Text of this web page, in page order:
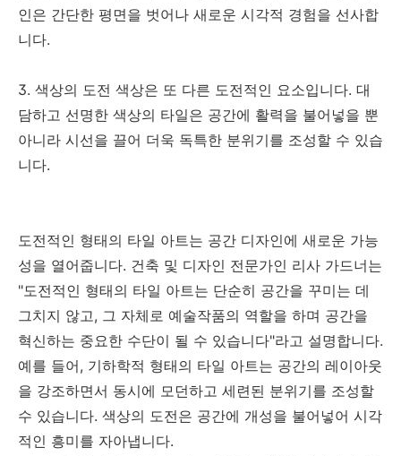
인은 간단한 평면을 벗어나 새로운 시각적 경험을 선사합
니다.
3. 색상의 도전 색상은 또 다른 도전적인 요소입니다. 대
담하고 선명한 색상의 타일은 공간에 활력을 불어넣을 뿐
아니라 시선을 끌어 더욱 독특한 분위기를 조성할 수 있습
니다.
도전적인 형태의 타일 아트는 공간 디자인에 새로운 가능
성을 열어줍니다. 건축 및 디자인 전문가인 리사 가드너는
"도전적인 형태의 타일 아트는 단순히 공간을 꾸미는 데
그치지 않고, 그 자체로 예술작품의 역할을 하며 공간을
혁신하는 중요한 수단이 될 수 있습니다"라고 설명합니다.
예를 들어, 기하학적 형태의 타일 아트는 공간의 레이아웃
을 강조하면서 동시에 모던하고 세련된 분위기를 조성할
수 있습니다. 색상의 도전은 공간에 개성을 불어넣어 시각
적인 흥미를 자아냅니다.